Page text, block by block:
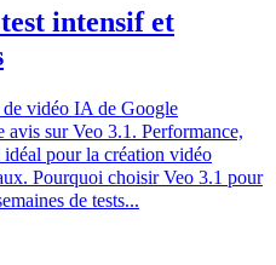
intensif et
vidéo IA de Google
sur Veo 3.1. Performance,
pour la création vidéo
Pourquoi choisir Veo 3.1 pour
de tests...